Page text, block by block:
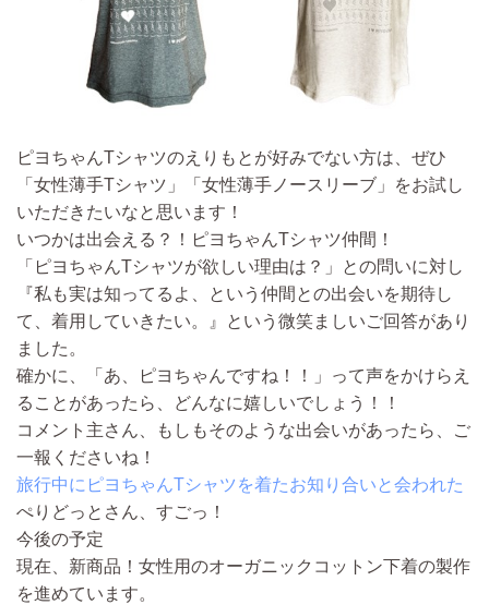
ピヨちゃんTシャツのえりもとが好みでない方は、ぜひ
「女性薄手Tシャツ」「女性薄手ノースリーブ」をお試し
いただきたいなと思います！
いつかは出会える？！ピヨちゃんTシャツ仲間！
「ピヨちゃんTシャツが欲しい理由は？」との問いに対し
『私も実は知ってるよ、という仲間との出会いを期待し
て、着用していきたい。』という微笑ましいご回答があり
ました。
確かに、「あ、ピヨちゃんですね！！」って声をかけらえ
ることがあったら、どんなに嬉しいでしょう！！
コメント主さん、もしもそのような出会いがあったら、ご
一報くださいね！
旅行中にピヨちゃんTシャツを着たお知り合いと会われた
ぺりどっとさん、すごっ！
今後の予定
現在、新商品！女性用のオーガニックコットン下着の製作
を進めています。